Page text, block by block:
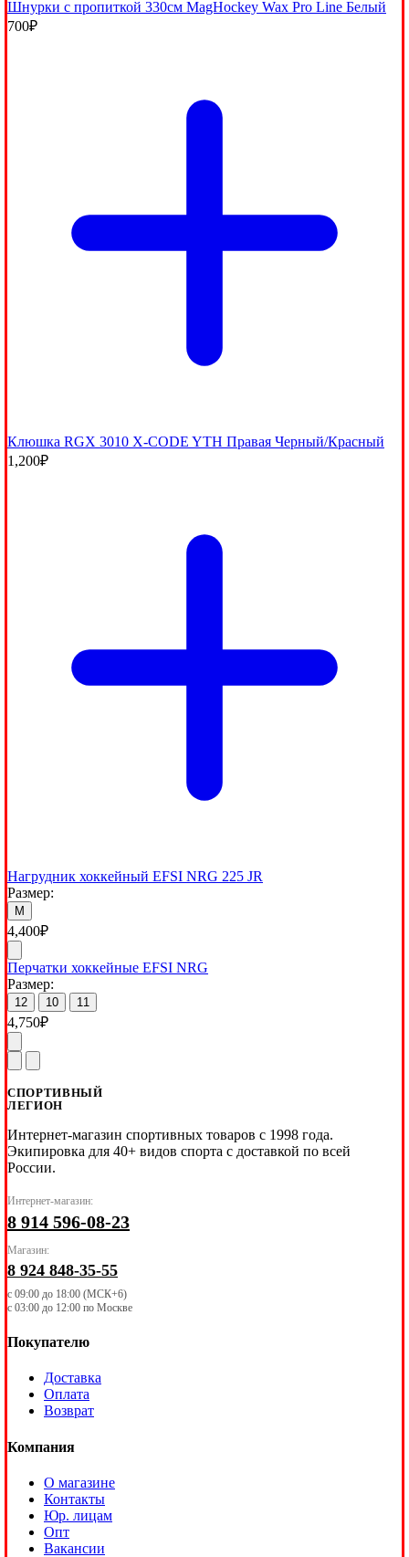
Шнурки с пропиткой 330см MagHockey Wax Pro Line Белый
700₽
Клюшка RGX 3010 X-CODE YTH Правая Черный/Красный
1,200₽
Нагрудник хоккейный EFSI NRG 225 JR
Размер:
M
4,400₽
Перчатки хоккейные EFSI NRG
Размер:
12 10 11
4,750₽
СПОРТИВНЫЙ
ЛЕГИОН
Интернет-магазин спортивных товаров с 1998 года.
Экипировка для 40+ видов спорта с доставкой по всей
России.
Интернет-магазин:
8 914 596-08-23
Магазин:
8 924 848-35-55
с 09:00 до 18:00 (МСК+6)
с 03:00 до 12:00 по Москве
Покупателю
Доставка
Оплата
Возврат
Компания
О магазине
Контакты
Юр. лицам
Опт
Вакансии